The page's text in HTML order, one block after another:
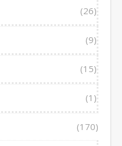
(26)
(9)
(15)
(1)
(170)